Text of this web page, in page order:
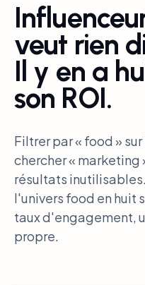
veut rien
Il y en a
son ROI.
Filtrer par « food »
chercher « marketing
résultats
l'univers food en huit
taux d'engagement,
propre.